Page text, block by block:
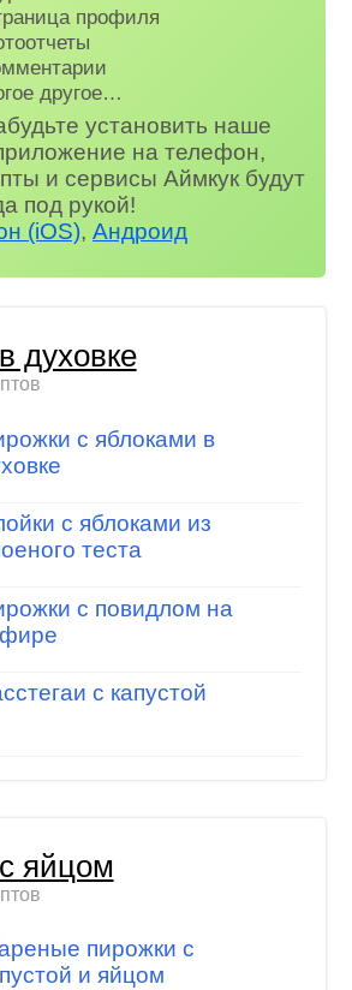
профиля
другое…
установить наше
на телефон,
и сервисы Аймкук будут
под рукой!
(iOS),Андроид
духовке
с яблоками в
с яблоками из
теста
с повидлом на
с капустой
яйцом
пирожки с
и яйцом